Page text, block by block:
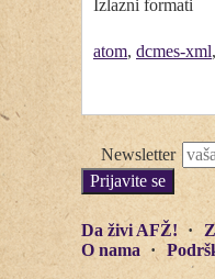
Izlazni formati
atom, dcmes-xml,
Newsletter
Da živi AFŽ!
O nama